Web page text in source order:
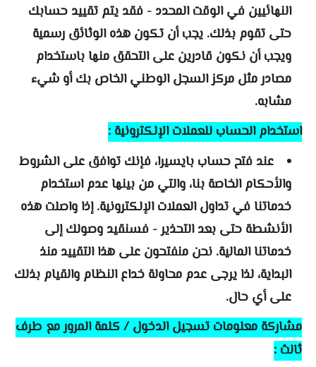
النهائيين في الوقت المحدد - فقد يتم تقييد حسابك
حتى تقوم بذلك. يجب أن تكون هذه الوثائق رسمية
ويجب أن نكون قادرين على التحقق منها باستخدام
مصادر مثل مركز السجل الوطني الخاص بك أو شيء
مشابه.
استخدام الحساب للعملات الإلكترونية :
عند فتح حساب بايسيرا، فإنك توافق على الشروط
والأحكام الخاصة بنا، والتي من بينها عدم استخدام
خدماتنا في تداول العملات الإلكترونية. إذا واصلت هذه
الأنشطة حتى بعد التحذير - فسنقيد وصولك إلى
خدماتنا المالية. نحن منفتحون على هذا التقييد منذ
البداية، لذا يرجى عدم محاولة خداع النظام والقيام بذلك
على أي حال.
مشاركة معلومات تسجيل الدخول / كلمة المرور مع طرف
ثالث :